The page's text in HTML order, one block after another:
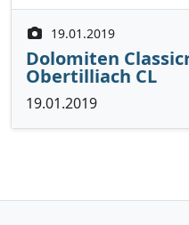
19.01.2019
Dolomiten
Obertilliach CL
19.01.2019